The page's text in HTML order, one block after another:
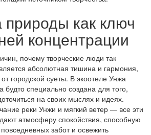
как ключ
концентрации
почему творческие люди так
абсолютная тишина и гармония,
городской суеты. В экоотеле Унжа
специально создана для того,
на своих мыслях и идеях.
реки Унжи и мягкий ветер — все эти
атмосферу спокойствия, способную
забот и освежить